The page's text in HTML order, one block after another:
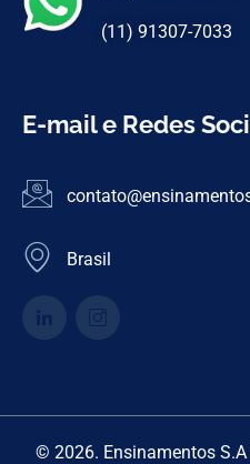
(11) 91307-7033
E-mail e Redes
Brasil
© 2026. Ensinamentos